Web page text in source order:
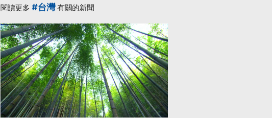
閱讀更多 #台灣有關的新聞